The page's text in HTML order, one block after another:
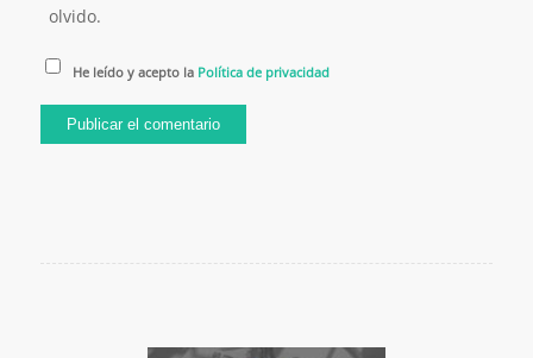
olvido.
He leído y acepto la Política de privacidad